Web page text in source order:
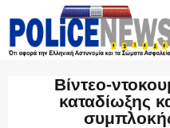
ΟΜΑΔΑ “Ζ”Βίντεο-
καταδίωξης